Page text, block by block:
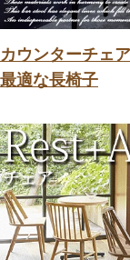
カウンターチェ
最適な長椅子